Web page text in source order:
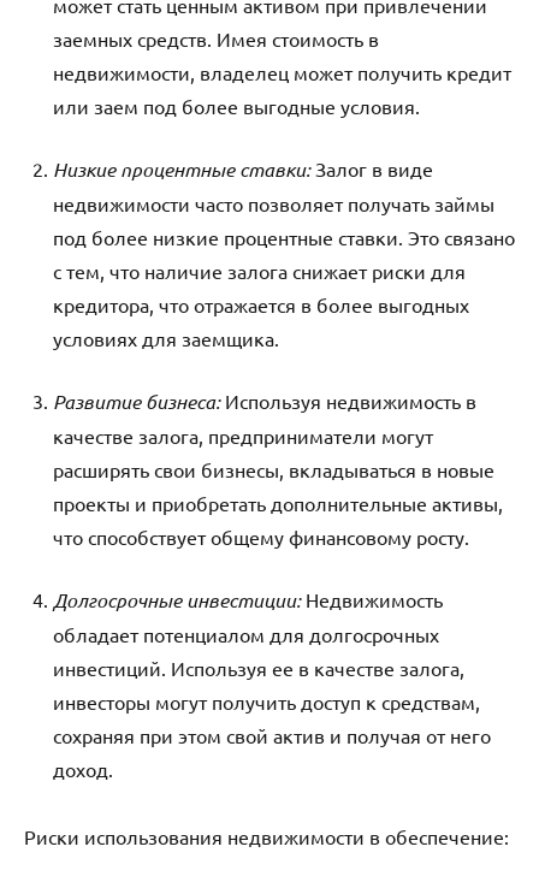
заемных средств. Имея стоимость в
недвижимости, владелец может получить кредит
или заем под более выгодные условия.
Низкие процентные ставки:Залог в виде
недвижимости часто позволяет получать займы
под более низкие процентные ставки. Это связано
с тем, что наличие залога снижает риски для
кредитора, что отражается в более выгодных
условиях для заемщика.
Развитие бизнеса:Используя недвижимость в
качестве залога, предприниматели могут
расширять свои бизнесы, вкладываться в новые
проекты и приобретать дополнительные активы,
что способствует общему финансовому росту.
Долгосрочные инвестиции:Недвижимость
обладает потенциалом для долгосрочных
инвестиций. Используя ее в качестве залога,
инвесторы могут получить доступ к средствам,
сохраняя при этом свой актив и получая от него
доход.
Риски использования недвижимости в обеспечение: